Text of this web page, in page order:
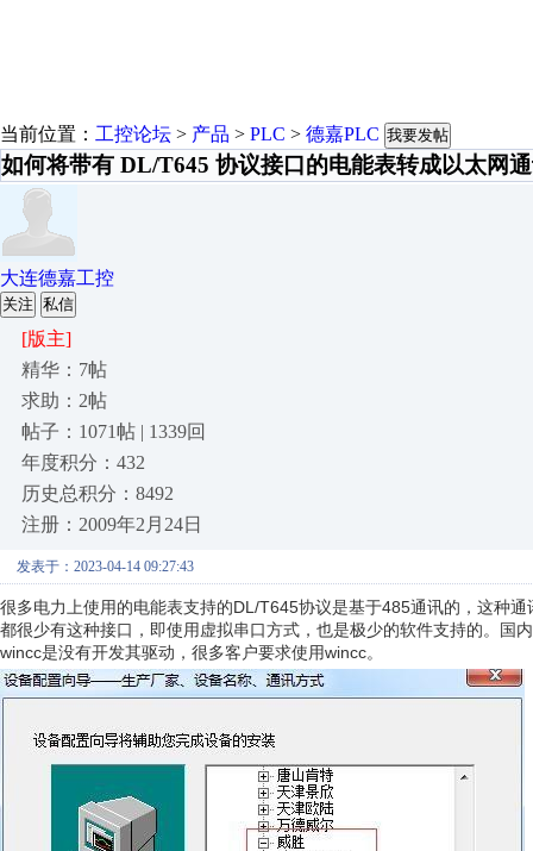
当前位置： 工控论坛 > 产品 > PLC > 德嘉PLC 我要发帖
如何将带有 DL/T645 协议接口的电能表转成以太网
大连德嘉工控
关注 私信
[版主]
精华：7帖
求助：2帖
帖子：1071帖 | 1339回
年度积分：432
历史总积分：8492
注册：2009年2月24日
发表于：2023-04-14 09:27:43
很多电力上使用的电能表支持的DL/T645协议是基于485通讯的，这种
都很少有这种接口，即使用虚拟串口方式，也是极少的软件支持的。国
wincc是没有开发其驱动，很多客户要求使用wincc。